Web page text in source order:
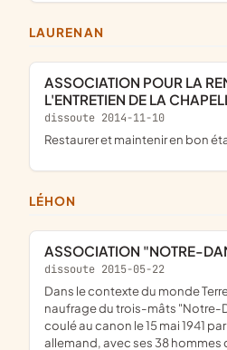
LAURENAN
ASSOCIATION POUR LA RENOVATION ET
L'ENTRETIEN DE LA
dissoute 2014-11-10
restaurer et maintenir en bon
LÉHON
ASSOCIATION "NOTRE-
dissoute 2015-05-22
dans le contexte du monde Terre-Neuvas, rappeler le
naufrage du trois-mâts "Notre-
coulé au canon le 15 mai 1941
allemand, avec ses 38